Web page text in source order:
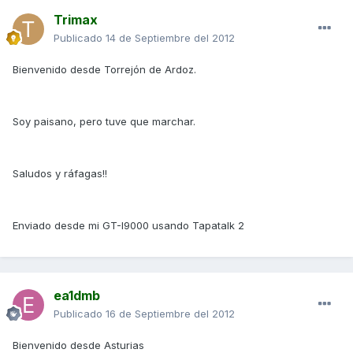
Trimax
Publicado 14 de Septiembre del 2012
Bienvenido desde Torrejón de Ardoz.
Soy paisano, pero tuve que marchar.
Saludos y ráfagas!!
Enviado desde mi GT-I9000 usando Tapatalk 2
ea1dmb
Publicado 16 de Septiembre del 2012
Bienvenido desde Asturias